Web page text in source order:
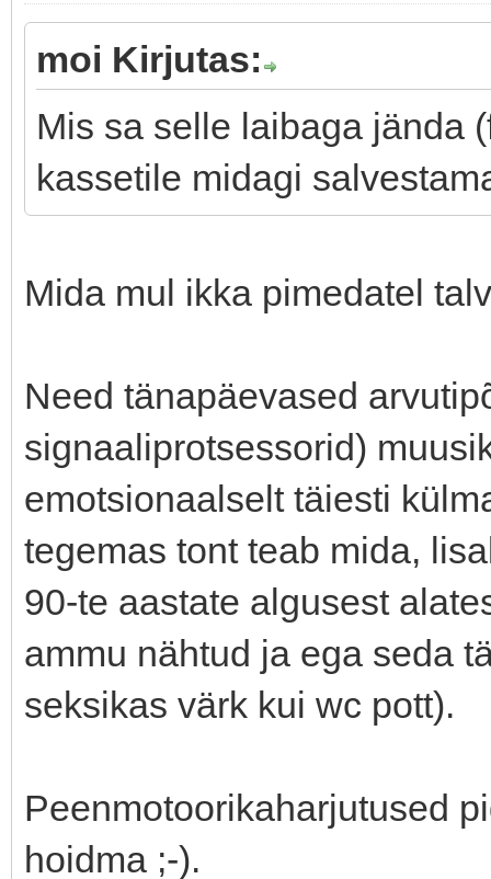
moi Kirjutas:
Mis sa selle laibaga jända
kassetile midagi
Mida mul ikka pimedatel
Need tänapäevased
signaaliprotsessorid)
emotsionaalselt täiesti
tegemas tont teab mida,
90-te aastate algusest
ammu nähtud ja ega seda
seksikas värk kui wc pott).
Peenmotoorikaharjutused
hoidma ;-).